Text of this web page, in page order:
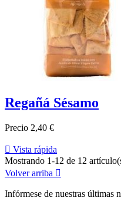
Regañá Sésamo
Precio 2,40 €
 Vista rápida
Mostrando 1-12 de 12
Volver arriba 
Infórmese de nuestras últimas